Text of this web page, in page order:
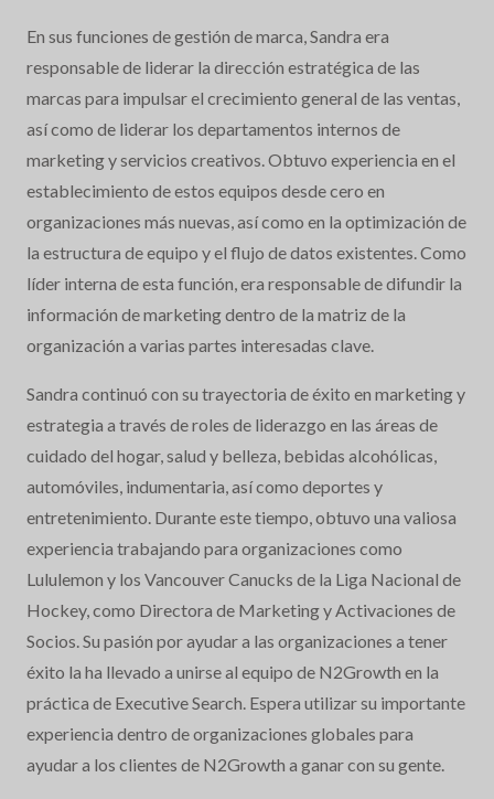
En sus funciones de gestión de marca, Sandra era
responsable de liderar la dirección estratégica de las
marcas para impulsar el crecimiento general de las ventas,
así como de liderar los departamentos internos de
marketing y servicios creativos. Obtuvo experiencia en el
establecimiento de estos equipos desde cero en
organizaciones más nuevas, así como en la optimización de
la estructura de equipo y el flujo de datos existentes. Como
líder interna de esta función, era responsable de difundir la
información de marketing dentro de la matriz de la
organización a varias partes interesadas clave.
Sandra continuó con su trayectoria de éxito en marketing y
estrategia a través de roles de liderazgo en las áreas de
cuidado del hogar, salud y belleza, bebidas alcohólicas,
automóviles, indumentaria, así como deportes y
entretenimiento. Durante este tiempo, obtuvo una valiosa
experiencia trabajando para organizaciones como
Lululemon y los Vancouver Canucks de la Liga Nacional de
Hockey, como Directora de Marketing y Activaciones de
Socios. Su pasión por ayudar a las organizaciones a tener
éxito la ha llevado a unirse al equipo de N2Growth en la
práctica de Executive Search. Espera utilizar su importante
experiencia dentro de organizaciones globales para
ayudar a los clientes de N2Growth a ganar con su gente.